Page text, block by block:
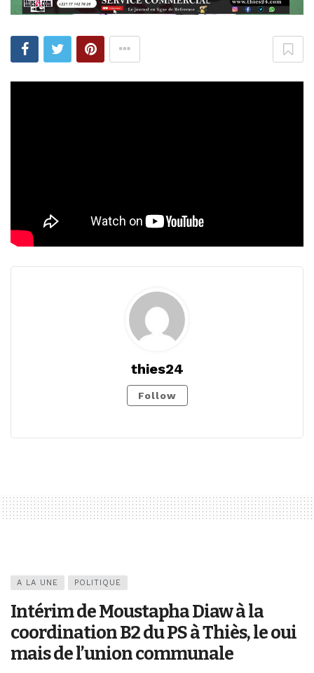
thies24
Follow
A LA UNE POLITIQUE
Intérim de Moustapha Diaw à la
coordination B2 du PS à Thiès, le oui
mais de l’union communale